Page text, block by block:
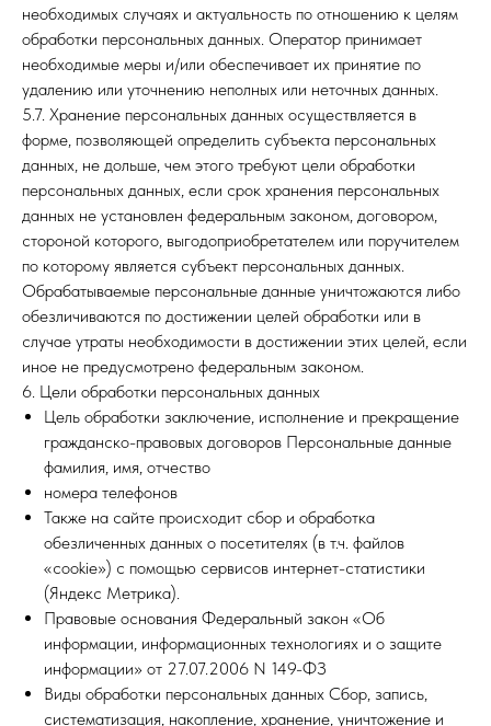
необходимых случаях и актуальность по отношению к целям
обработки персональных данных. Оператор принимает
необходимые меры и/или обеспечивает их принятие по
удалению или уточнению неполных или неточных данных.
5.7. Хранение персональных данных осуществляется в
форме, позволяющей определить субъекта персональных
данных, не дольше, чем этого требуют цели обработки
персональных данных, если срок хранения персональных
данных не установлен федеральным законом, договором,
стороной которого, выгодоприобретателем или поручителем
по которому является субъект персональных данных.
Обрабатываемые персональные данные уничтожаются либо
обезличиваются по достижении целей обработки или в
случае утраты необходимости в достижении этих целей, если
иное не предусмотрено федеральным законом.
6. Цели обработки персональных данных
Цель обработки заключение, исполнение и прекращение
гражданско-правовых договоров Персональные данные
фамилия, имя, отчество
номера телефонов
Также на сайте происходит сбор и обработка
обезличенных данных о посетителях (в т.ч. файлов
«cookie») с помощью сервисов интернет-статистики
(Яндекс Метрика).
Правовые основания Федеральный закон «Об
информации, информационных технологиях и о защите
информации» от 27.07.2006 N 149-ФЗ
Виды обработки персональных данных Сбор, запись,
систематизация, накопление, хранение, уничтожение и